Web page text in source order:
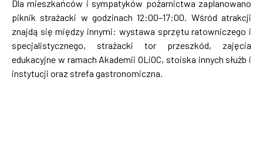
Dla mieszkańców i sympatyków pożarnictwa zaplanowano
piknik strażacki w godzinach 12:00–17:00. Wśród atrakcji
znajdą się między innymi: wystawa sprzętu ratowniczego i
specjalistycznego, strażacki tor przeszkód, zajęcia
edukacyjne w ramach Akademii OLiOC, stoiska innych służb i
instytucji oraz strefa gastronomiczna.